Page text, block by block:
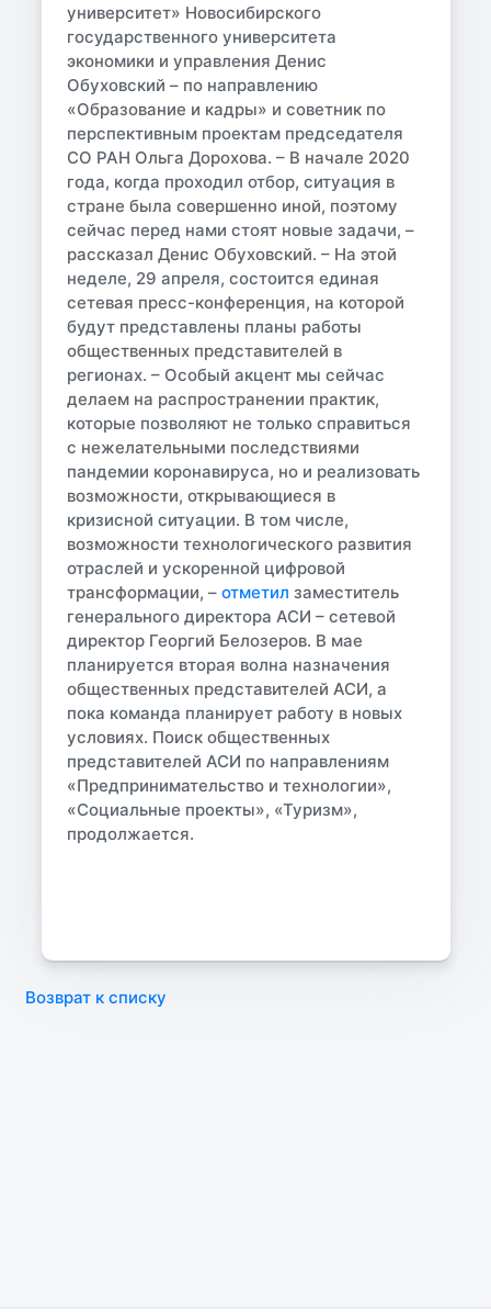
университет» Новосибирского
государственного университета
экономики и управления Денис
Обуховский – по направлению
«Образование и кадры» и советник по
перспективным проектам председателя
СО РАН Ольга Дорохова. – В начале 2020
года, когда проходил отбор, ситуация в
стране была совершенно иной, поэтому
сейчас перед нами стоят новые задачи, –
рассказал Денис Обуховский. – На этой
неделе, 29 апреля, состоится единая
сетевая пресс-конференция, на которой
будут представлены планы работы
общественных представителей в
регионах. – Особый акцент мы сейчас
делаем на распространении практик,
которые позволяют не только справиться
с нежелательными последствиями
пандемии коронавируса, но и реализовать
возможности, открывающиеся в
кризисной ситуации. В том числе,
возможности технологического развития
отраслей и ускоренной цифровой
трансформации, – отметил заместитель
генерального директора АСИ – сетевой
директор Георгий Белозеров. В мае
планируется вторая волна назначения
общественных представителей АСИ, а
пока команда планирует работу в новых
условиях. Поиск общественных
представителей АСИ по направлениям
«Предпринимательство и технологии»,
«Социальные проекты», «Туризм»,
продолжается.
Возврат к списку